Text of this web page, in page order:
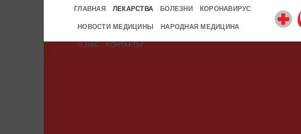
ГЛАВНАЯ ЛЕКАРСТВА БОЛЕЗНИ КОРОНАВИРУС
НОВОСТИ МЕДИЦИНЫ НАРОДНАЯ МЕДИЦИНА
О НАС КОНТАКТЫ